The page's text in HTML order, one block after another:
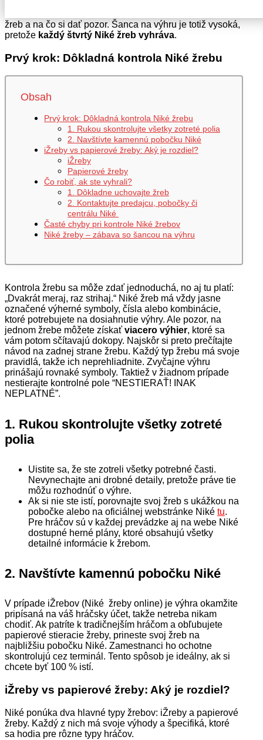
žreb a na čo si dať pozor. Šanca na výhru je totiž vysoká,
pretože každý štvrtý Niké žreb vyhráva.
Prvý krok: Dôkladná kontrola Niké žrebu
Obsah
Prvý krok: Dôkladná kontrola Niké žrebu
1. Rukou skontrolujte všetky zotreté polia
2. Navštívte kamennú pobočku Niké
iŽreby vs papierové žreby: Aký je rozdiel?
iŽreby
Papierové žreby
Čo robiť, ak ste vyhrali?
1. Dôkladne uchovajte žreb
2. Kontaktujte predajcu, pobočky či
centrálu Niké
Časté chyby pri kontrole Niké žrebov
Niké žreby – zábava so šancou na výhru
Kontrola žrebu sa môže zdať jednoduchá, no aj tu platí:
„Dvakrát meraj, raz strihaj.“ Niké žreb má vždy jasne
označené výherné symboly, čísla alebo kombinácie,
ktoré potrebujete na dosiahnutie výhry. Ale pozor, na
jednom žrebe môžete získať viacero výhier, ktoré sa
vám potom sčítavajú dokopy. Najskôr si preto prečítajte
návod na zadnej strane žrebu. Každý typ žrebu má svoje
pravidlá, takže ich neprehliadnite. Zvyčajne výhru
prinášajú rovnaké symboly. Taktiež v žiadnom prípade
nestierajte kontrolné pole “NESTIERAŤ! INAK
NEPLATNÉ”.
1. Rukou skontrolujte všetky zotreté
polia
Uistite sa, že ste zotreli všetky potrebné časti.
Nevynechajte ani drobné detaily, pretože práve tie
môžu rozhodnúť o výhre.
Ak si nie ste istí, porovnajte svoj žreb s ukážkou na
pobočke alebo na oficiálnej webstránke Niké tu.
Pre hráčov sú v každej prevádzke aj na webe Niké
dostupné herné plány, ktoré obsahujú všetky
detailné informácie k žrebom.
2. Navštívte kamennú pobočku Niké
V prípade iŽrebov (Niké žreby online) je výhra okamžite
pripísaná na váš hráčsky účet, takže netreba nikam
chodiť. Ak patríte k tradičnejším hráčom a obľubujete
papierové stieracie žreby, prineste svoj žreb na
najbližšiu pobočku Niké. Zamestnanci ho ochotne
skontrolujú cez terminál. Tento spôsob je ideálny, ak si
chcete byť 100 % istí.
iŽreby vs papierové žreby: Aký je rozdiel?
Niké ponúka dva hlavné typy žrebov: iŽreby a papierové
žreby. Každý z nich má svoje výhody a špecifiká, ktoré
sa hodia pre rôzne typy hráčov.